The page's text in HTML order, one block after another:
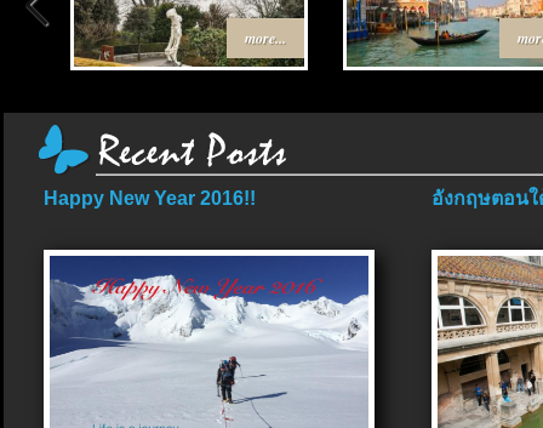
more...
Happy New Year 2016!! อังกฤษตอนใ